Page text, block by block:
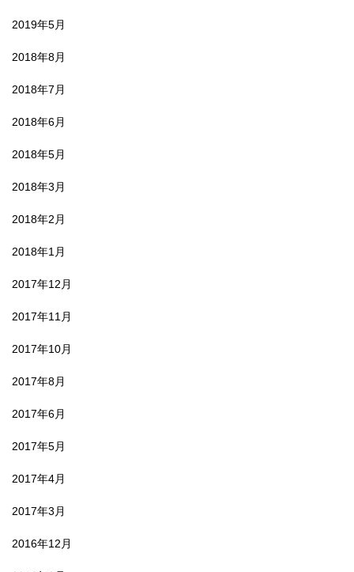
2019年5月
2018年8月
2018年7月
2018年6月
2018年5月
2018年3月
2018年2月
2018年1月
2017年12月
2017年11月
2017年10月
2017年8月
2017年6月
2017年5月
2017年4月
2017年3月
2016年12月